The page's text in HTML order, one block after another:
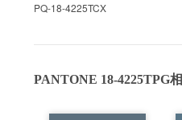
PQ-18-4225TCX
PANTONE 18-4225TPG